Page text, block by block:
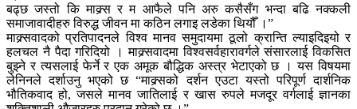
बढ्छ जस्तो कि माक्र्स र म आफैले पनि अरु कसैसँग भन्दा बढि नक्कली
समाजावादीहरु विरुद्ध जीवन मा कठिन लगाइ लडेका थियौँ ।”
माक्र्सवादको प्रतिपादनले विश्व मानव समुदायमा ठूलो क्रान्ति ल्याइदिइयो र
हलचल नै पैदा गरिदियो । माक्र्सवादमा विश्वसर्वहारावर्गले संसारलाई विकसित
बुझ्ने र त्यसलाई फेर्ने र एक अमूक बौद्धिक अस्त्र भेटाएको छ । यस विषयमा
लेनिनले दर्शाउनु भएको छ “माक्र्सको दर्शन एउटा यस्तो परिपूर्ण दार्शनिक
भौतिकवाद हो, जसले मानव जातिलाई र खास रुपले मजदूर वर्गलाई ज्ञानका